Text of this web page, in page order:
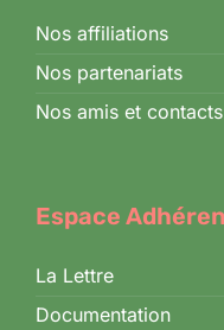
Nos affiliations
Nos partenariats
Nos amis et contacts
Espace
La Lettre
Documentation